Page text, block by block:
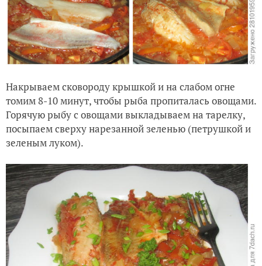
Накрываем сковороду крышкой и на слабом огне
томим 8-10 минут, чтобы рыба пропиталась овощами.
Горячую рыбу с овощами выкладываем на тарелку,
посыпаем сверху нарезанной зеленью (петрушкой и
зеленым луком).